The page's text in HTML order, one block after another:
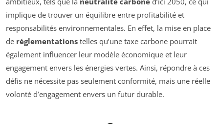
implique de trouver un équilibre entre profitabilité et
responsabilités environnementales. En effet, la mise en place
de réglementations telles qu’une taxe carbone pourrait
également influencer leur modèle économique et leur
engagement envers les énergies vertes. Ainsi, répondre à ces
défis ne nécessite pas seulement conformité, mais une réelle
volonté d’engagement envers un futur durable.